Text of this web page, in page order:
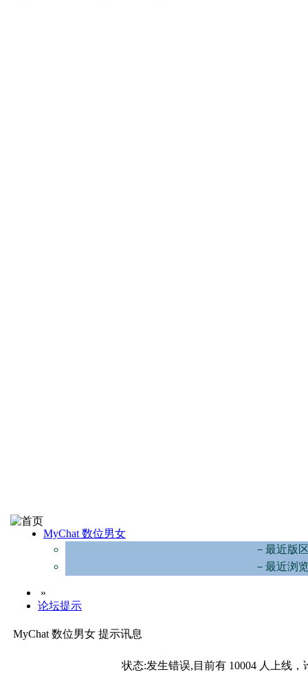
MyChat 数位男女
－最近版
－最近浏
»
论坛提示
MyChat 数位男女 提示讯息
状态:发生错误,目前有 10004 人上线